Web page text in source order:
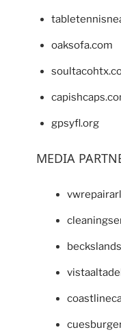
oaksofa.com
gpsyfl.org
MEDIA